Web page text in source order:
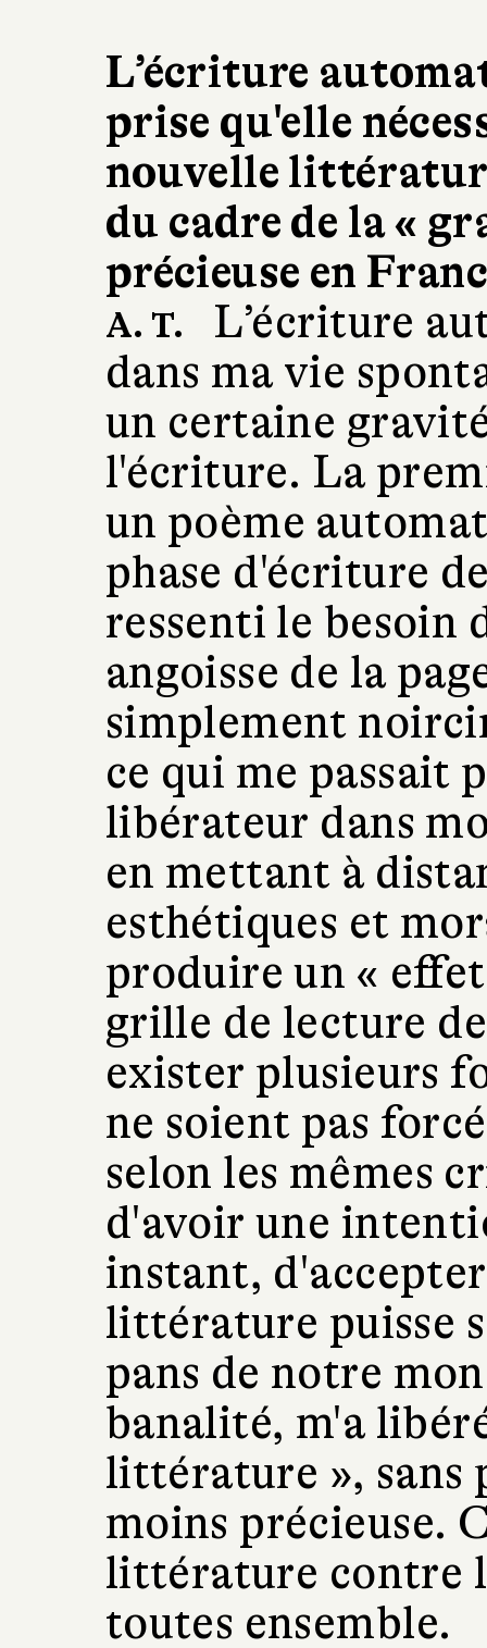
L’écriture
prise qu'elle
nouvelle
du cadre de la «
précieuse en
A. T.
L’écriture
dans ma vie
un certaine
l'écriture. La
un poème
phase d'écriture
ressenti le besoin
angoisse de la
simplement
ce qui me passait
libérateur dans
en mettant à
esthétiques et
produire un «
grille de lecture
exister plusieurs
ne soient pas
selon les mêmes
d'avoir une
instant,
littérature puisse
pans de notre
banalité, m'a
littérature », sans
moins précieuse.
littérature contre
toutes ensemble.